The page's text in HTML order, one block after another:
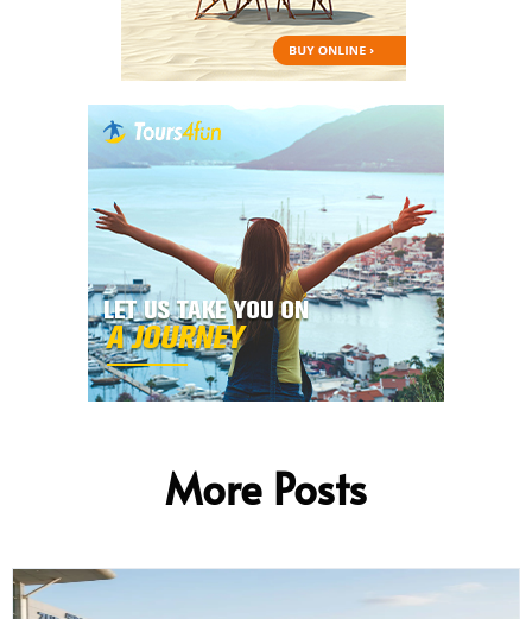
More Posts